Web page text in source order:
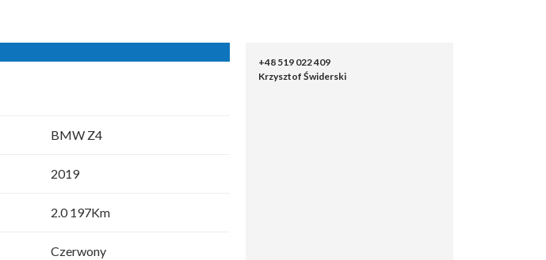
BMW Z4
2019
2.0 197Km
Czerwony
+48 519 022 409
Krzysztof Świderski